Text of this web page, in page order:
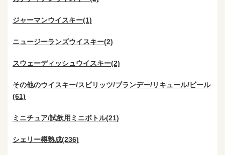
ジャーマンウイスキー(1)
ニュージーランズウイスキー(2)
スウェーディッシュウイスキー(2)
その他のウイスキー/スピリッツ/ブランデー/リキュール/ビール
(61)
ミニチュア/試飲用ミニボトル(21)
シェリー樽熟成(236)